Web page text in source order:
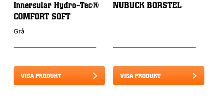
Innersular Hydro-Tec®
COMFORT SOFT
Grå
VISA PRODUKT
NUBUCK BORSTEL
VISA PRODUKT